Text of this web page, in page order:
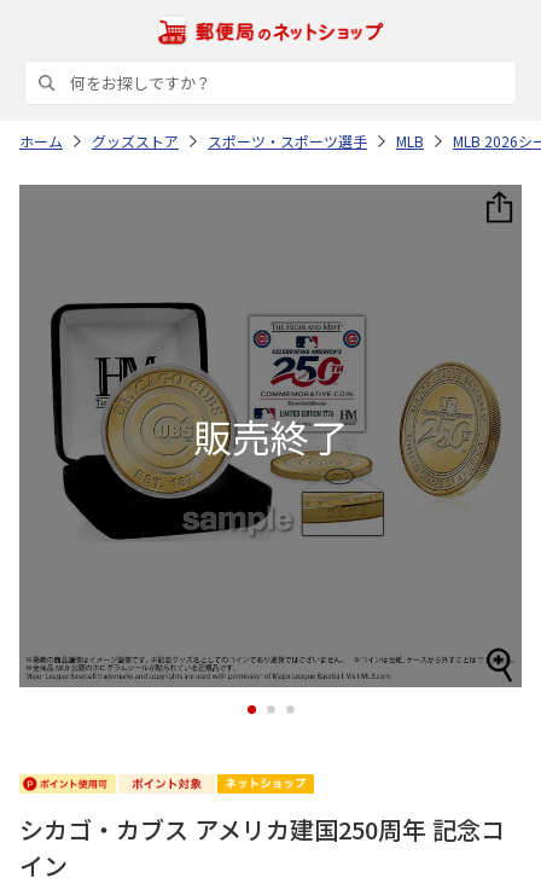
ホーム グッズストア スポーツ・スポーツ選手 MLB MLB 2026シ
1 2 3
シカゴ・カブス アメリカ建国250周年 記念コ
イン